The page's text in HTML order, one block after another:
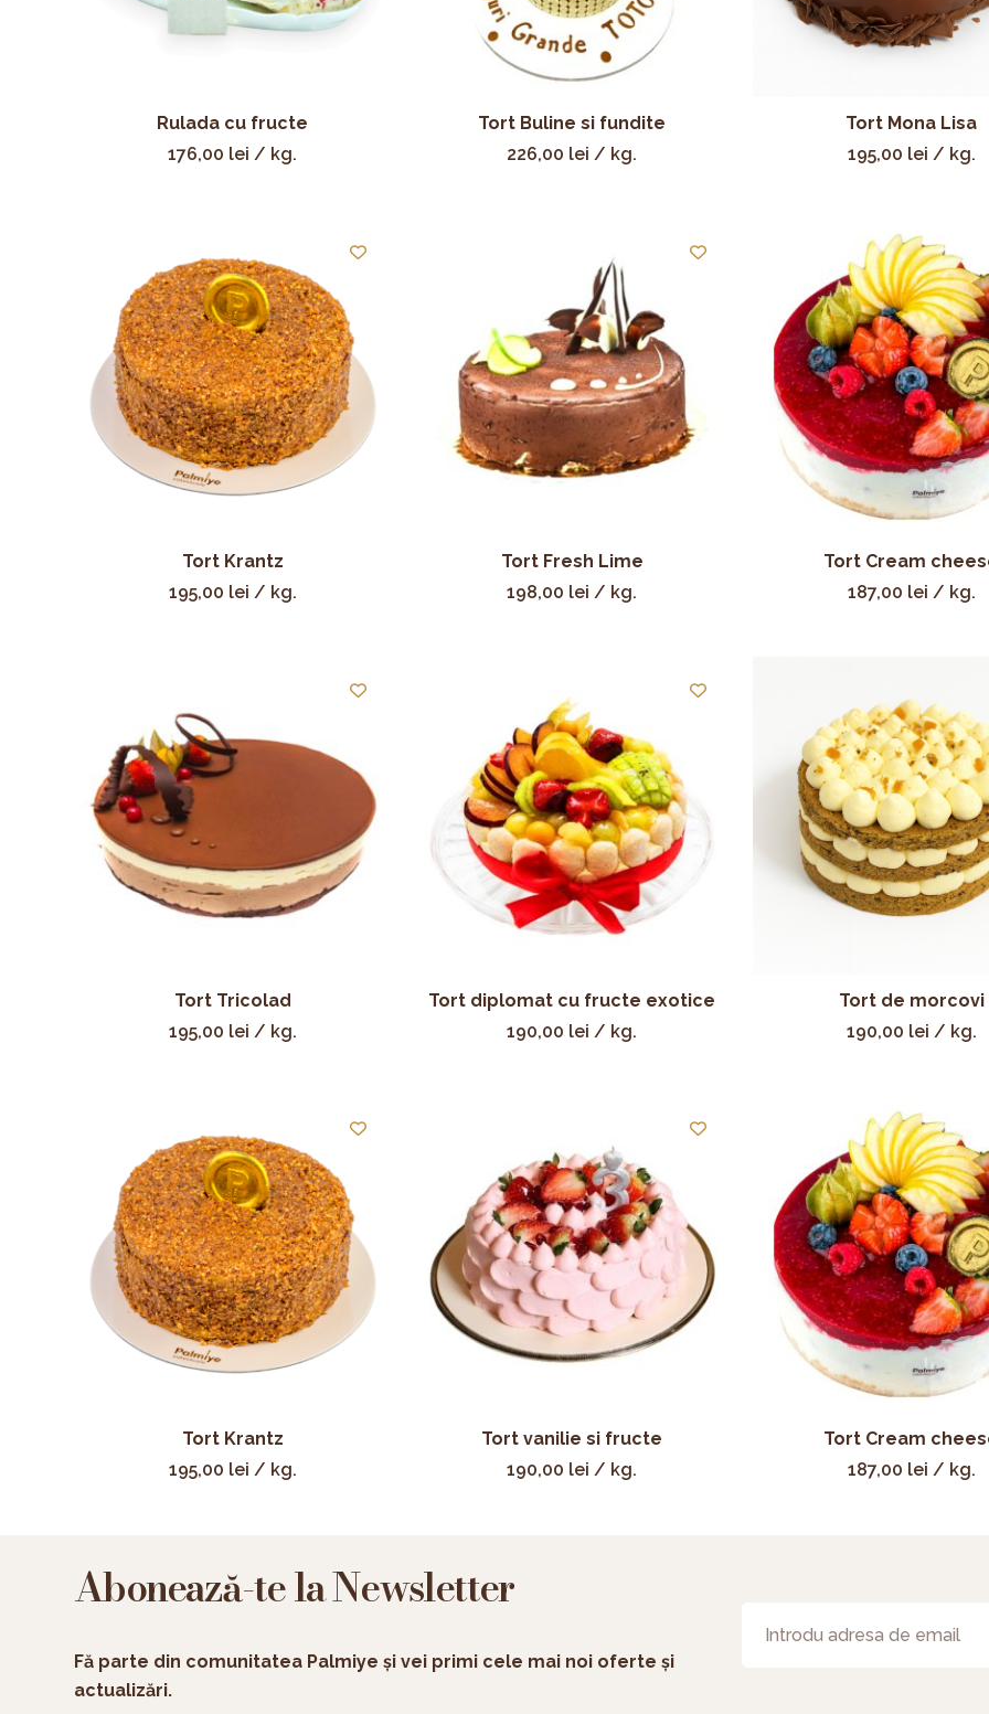
Rulada cu fructe
176,00 lei / kg.
Tort Buline si fundite
226,00 lei / kg.
Tort Mona Lisa
195,00 lei / kg.
Tort Krantz
195,00 lei / kg.
Tort Fresh Lime
198,00 lei / kg.
Tort Cream
187,00 lei / kg.
Tort Tricolad
195,00 lei / kg.
Tort diplomat cu fructe exotice
190,00 lei / kg.
Tort de morcovi
190,00 lei / kg.
Tort Krantz
195,00 lei / kg.
Tort vanilie si fructe
190,00 lei / kg.
Tort Cream
187,00 lei / kg.
Abonează-te la Newsletter
Fă parte din comunitatea Palmiye și vei primi cele mai noi oferte și
actualizări.